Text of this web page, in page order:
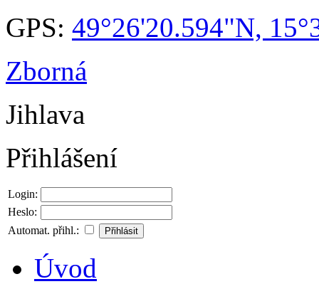
GPS: 49°26'20.594"N,
Zborná
Jihlava
Přihlášení
Login:
Heslo:
Automat. přihl.:
Úvod